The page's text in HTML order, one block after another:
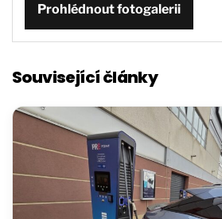
Prohlédnout fotogalerii
Související články